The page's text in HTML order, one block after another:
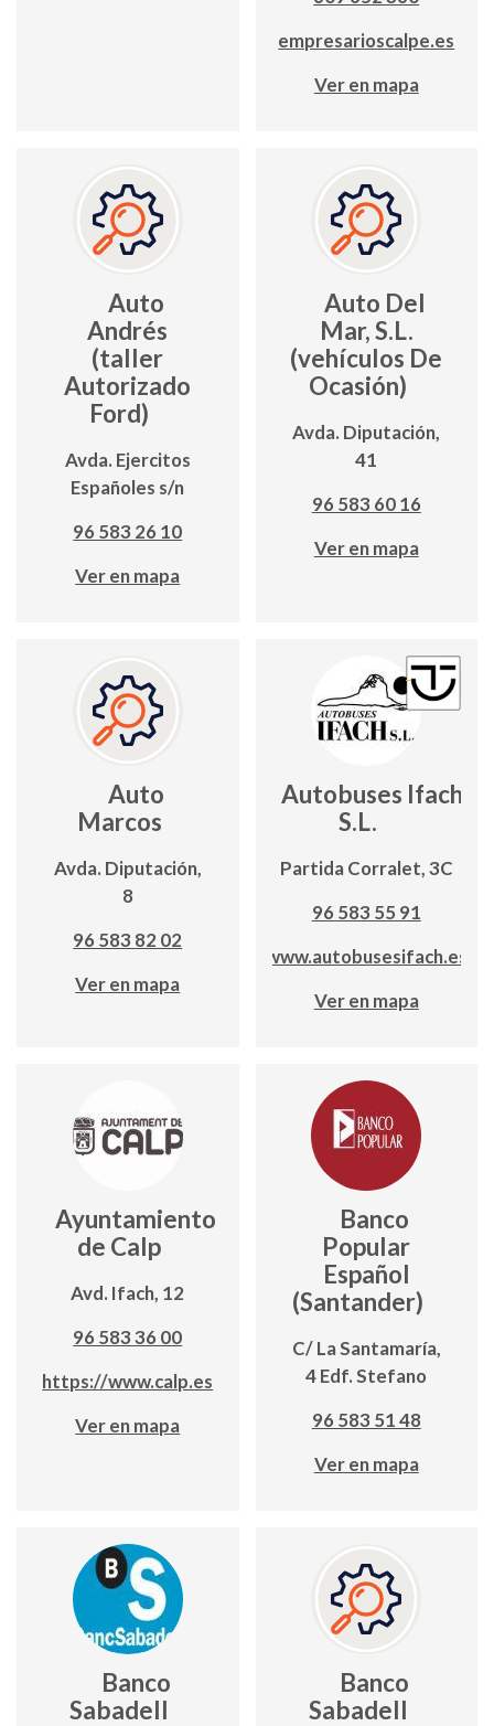
empresarioscalpe.es
Ver en mapa
Auto
Andrés
(taller
Autorizado
Ford)
Avda. Ejercitos
Españoles s/n
96 583 26 10
Ver en mapa
Auto Del
Mar, S.L.
(vehículos De
Ocasión)
Avda. Diputación,
41
96 583 60 16
Ver en mapa
Auto
Marcos
Avda. Diputación,
8
96 583 82 02
Ver en mapa
Autobuses Ifach,
S.L.
Partida Corralet, 3C
96 583 55 91
www.autobusesifach.es
Ver en mapa
Ayuntamiento
de Calp
Avd. Ifach, 12
96 583 36 00
https://www.calp.es
Ver en mapa
Banco
Popular
Español
(Santander)
C/ La Santamaría,
4 Edf. Stefano
96 583 51 48
Ver en mapa
Banco
Sabadell
Banco
Sabadell